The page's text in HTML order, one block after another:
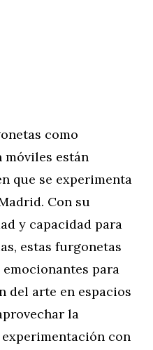
como
móviles están
que se experimenta
Con su
y capacidad para
estas furgonetas
para
del arte en espacios
la
con